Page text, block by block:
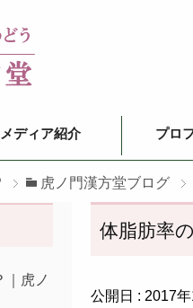
ディア紹介 プロ
虎ノ門漢方堂ブログ
体脂肪率
公開日 : 2017
｜虎ノ